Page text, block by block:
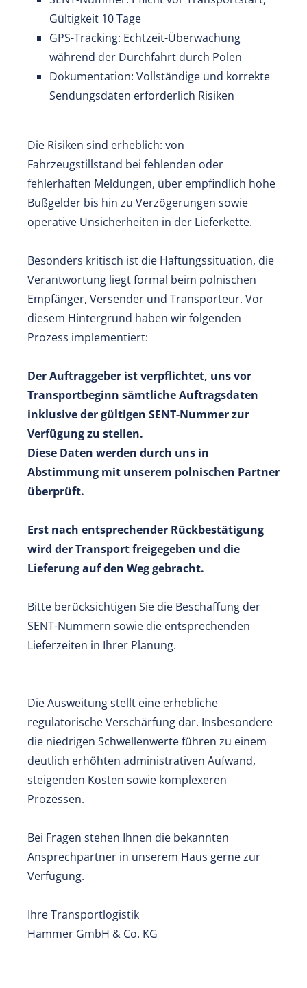
Gültigkeit 10 Tage
GPS-Tracking: Echtzeit-Überwachung
während der Durchfahrt durch Polen
Dokumentation: Vollständige und korrekte
Sendungsdaten erforderlich Risiken
Die Risiken sind erheblich: von
Fahrzeugstillstand bei fehlenden oder
fehlerhaften Meldungen, über empfindlich hohe
Bußgelder bis hin zu Verzögerungen sowie
operative Unsicherheiten in der Lieferkette.
Besonders kritisch ist die Haftungssituation, die
Verantwortung liegt formal beim polnischen
Empfänger, Versender und Transporteur. Vor
diesem Hintergrund haben wir folgenden
Prozess implementiert:
Der Auftraggeber ist verpflichtet, uns vor
Transportbeginn sämtliche Auftragsdaten
inklusive der gültigen SENT-Nummer zur
Verfügung zu stellen.
Diese Daten werden durch uns in
Abstimmung mit unserem polnischen Partner
überprüft.
Erst nach entsprechender Rückbestätigung
wird der Transport freigegeben und die
Lieferung auf den Weg gebracht.
Bitte berücksichtigen Sie die Beschaffung der
SENT-Nummern sowie die entsprechenden
Lieferzeiten in Ihrer Planung.
Die Ausweitung stellt eine erhebliche
regulatorische Verschärfung dar. Insbesondere
die niedrigen Schwellenwerte führen zu einem
deutlich erhöhten administrativen Aufwand,
steigenden Kosten sowie komplexeren
Prozessen.
Bei Fragen stehen Ihnen die bekannten
Ansprechpartner in unserem Haus gerne zur
Verfügung.
Ihre Transportlogistik
Hammer GmbH & Co. KG